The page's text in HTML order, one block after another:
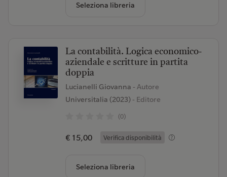
Seleziona libreria
La contabilità. Logica economico-
aziendale e scritture in partita
doppia
Lucianelli Giovanna - Autore
Universitalia (2023)- Editore
(0)
€ 15,00 Verifica disponibilità
Seleziona libreria